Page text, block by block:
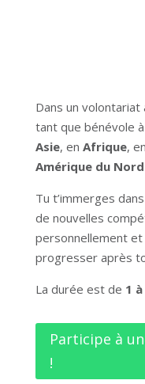
Dans un
tant que bénévole
Asie, en Afrique, en
Amérique du Nord
Tu t’immerges
de nouvelles
personnellement
progresser après
La durée est de 1
Participe à
!